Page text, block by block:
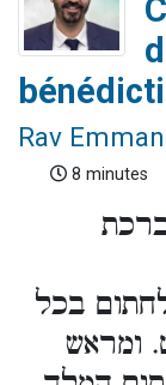
Rav
8 minutes
בכל
ומראש